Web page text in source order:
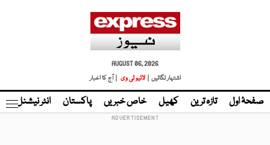
AUGUST 06, 2026
اشتہار لگائیں |
لائیو ٹی وی | آج کا اخبار
صفحۂ اول تازہ ترین کھیل خاص خبریں پاکستان انٹر نیشنل